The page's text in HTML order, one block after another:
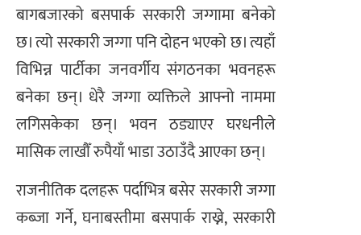
बागबजारको बसपार्क सरकारी जग्गामा बनेको
छ। त्यो सरकारी जग्गा पनि दोहन भएको छ। त्यहाँ
विभिन्न पार्टीका जनवर्गीय संगठनका भवनहरू
बनेका छन्। धेरै जग्गा व्यक्तिले आफ्नो नाममा
लगिसकेका छन्। भवन ठड्याएर घरधनीले
मासिक लाखौँ रुपैयाँ भाडा उठाउँदै आएका छन्।
राजनीतिक दलहरू पर्दाभित्र बसेर सरकारी जग्गा
कब्जा गर्ने, घनाबस्तीमा बसपार्क राख्ने, सरकारी